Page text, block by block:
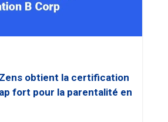
obtient la certification
fort pour la parentalité en